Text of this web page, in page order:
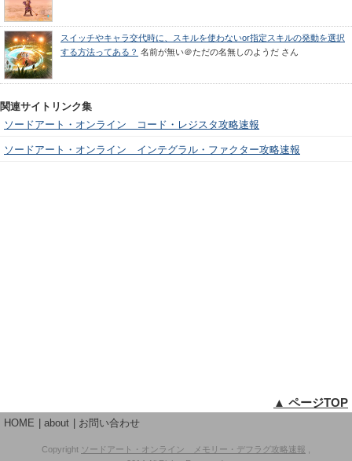
スイッチやキャラ交代時に、スキルを使わないor指定スキルの発動を選択
する方法ってある？ 名前が無い＠ただの名無しのようだ さん
関連サイトリンク集
ソードアート・オンライン コード・レジスタ攻略速報
ソードアート・オンライン インテグラル・ファクター攻略速報
▲ ページTOP
HOME about お問い合わせ
Copyright ソードアート・オンライン メモリー・デフラグ攻略速報